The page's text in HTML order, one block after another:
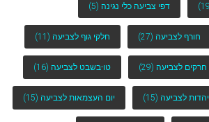
דפי צביעה כלי נגינה (5)
חורף לצביעה (27) חלקי גוף לצביעה (11)
חרקים לצביעה (29) טו-בשבט לצביעה (16)
יהדות לצביעה (15) יום העצמאות לצביעה (15)